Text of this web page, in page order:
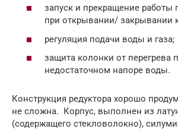
запуск и прекращение работы
при открывании/ закрывании
регуляция подачи воды и газа;
защита колонки от перегрева
недостаточном напоре воды.
Конструкция редуктора хорошо
не сложна. Корпус, выполнен из
(содержащего стекловолокно),